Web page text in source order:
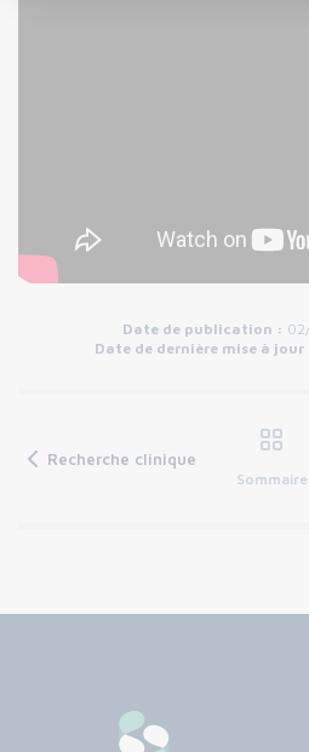
Date de publication :
Date de dernière mise à jour
Recherche clinique
Sommaire